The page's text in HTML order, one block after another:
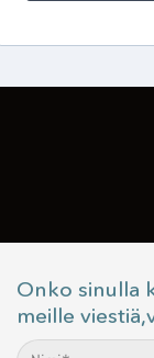
Onko sinulla
meille